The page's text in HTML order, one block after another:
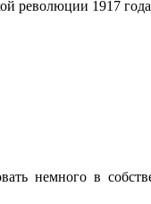
революции 1917
немного в